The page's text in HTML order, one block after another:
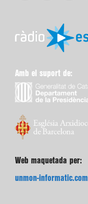
Amb el suport de:
Web maquetada per:
unmon-informatic.com